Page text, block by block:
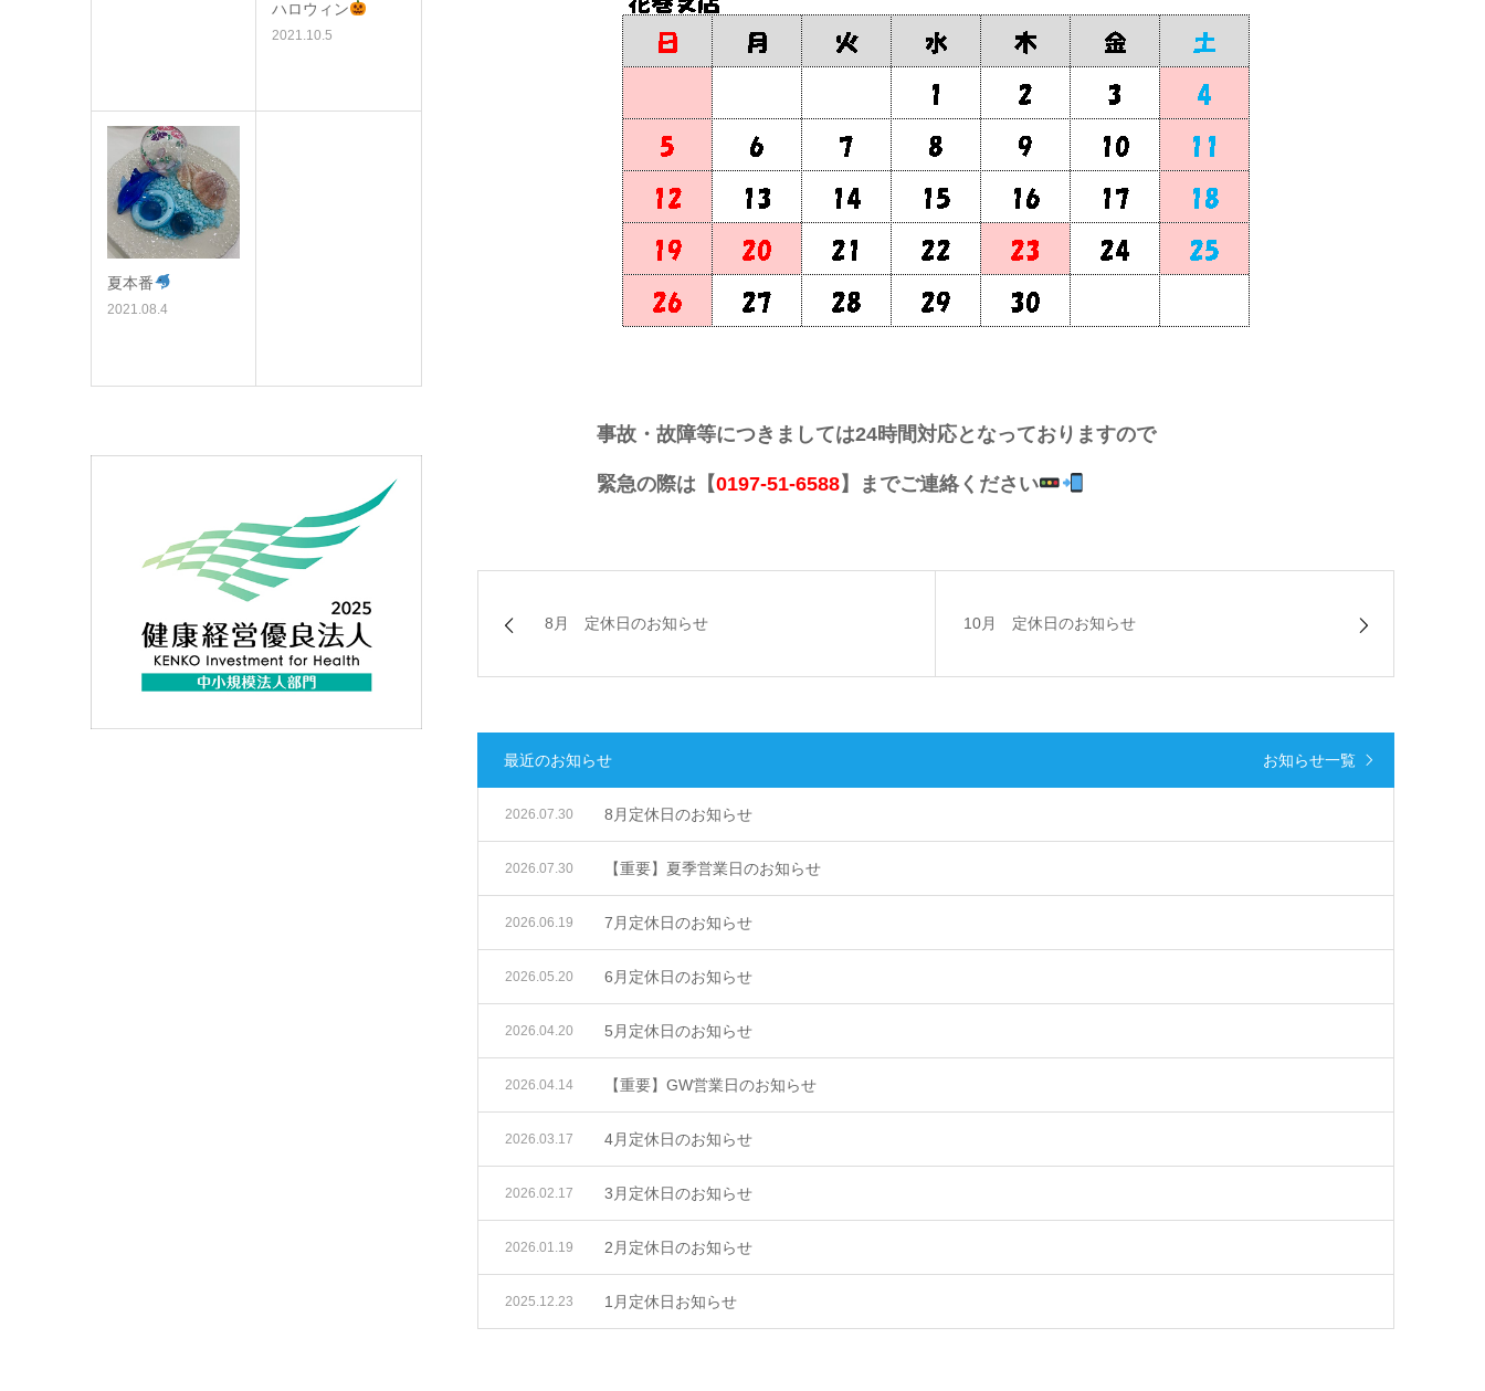
事故・故障等につきましては24時間対応となっておりますので
緊急の際は 【0197-51-6588】 までご連絡ください
8月 定休日のお知らせ 10月 定休日のお知らせ
最近のお知らせ お知らせ一覧
8月定休日のお知らせ
2026.07.30
【重要】夏季営業日のお知らせ
2026.07.30
7月定休日のお知らせ
2026.06.19
6月定休日のお知らせ
2026.05.20
5月定休日のお知らせ
2026.04.20
【重要】GW営業日のお知らせ
2026.04.14
4月定休日のお知らせ
2026.03.17
3月定休日のお知らせ
2026.02.17
2月定休日のお知らせ
2026.01.19
1月定休日お知らせ
2025.12.23
ハロウィン
2021.10.5
夏本番
2021.08.4